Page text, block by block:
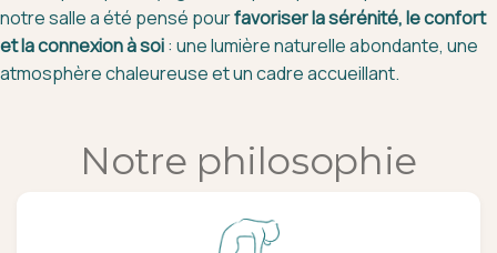
notre salle a été pensé pourfavoriser la sérénité, le confort
et la connexion à soi: une lumière naturelle abondante, une
atmosphère chaleureuse et un cadre accueillant.
Notre philosophie